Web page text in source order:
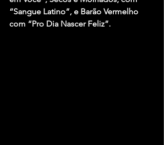
“Sangue Latino”, e Barão Vermelho
com “Pro Dia Nascer Feliz”.